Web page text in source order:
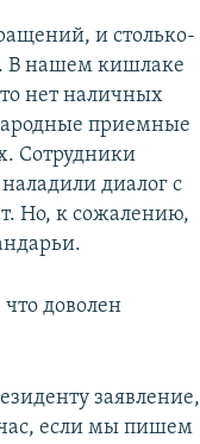
и столько-
В нашем кишлаке
нет наличных
приемные
Сотрудники
диалог с
Но, к сожалению,
доволен
заявление,
если мы пишем